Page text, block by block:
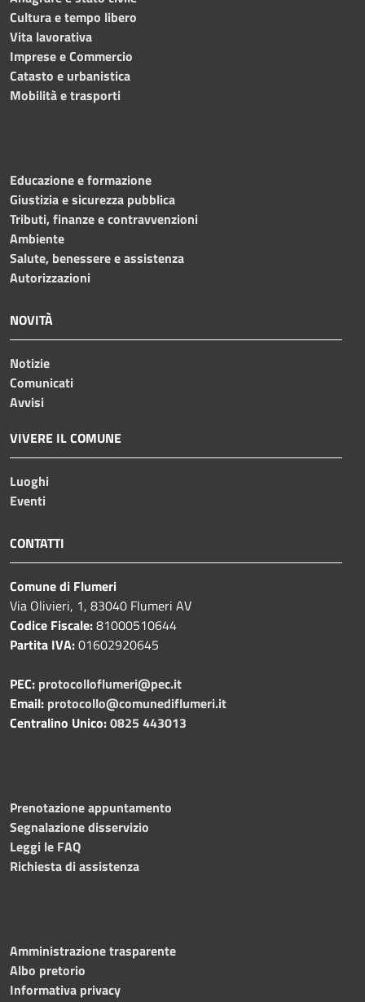
Cultura e tempo libero
Vita lavorativa
Imprese e Commercio
Catasto e urbanistica
Mobilità e trasporti
Educazione e formazione
Giustizia e sicurezza pubblica
Tributi, finanze e contravvenzioni
Ambiente
Salute, benessere e assistenza
Autorizzazioni
NOVITÀ
Notizie
Comunicati
Avvisi
VIVERE IL COMUNE
Luoghi
Eventi
CONTATTI
Comune di Flumeri
Via Olivieri, 1, 83040 Flumeri AV
Codice Fiscale:81000510644
Partita IVA:01602920645
PEC: protocolloflumeri@pec.it
Email: protocollo@comunediflumeri.it
Centralino Unico:0825 443013
Prenotazione appuntamento
Segnalazione disservizio
Leggi le FAQ
Richiesta di assistenza
Amministrazione trasparente
Albo pretorio
Informativa privacy